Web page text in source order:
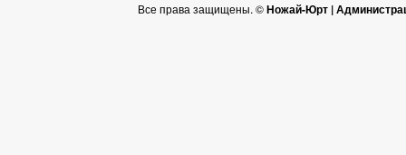
Все права защищены. ©Ножай-Юрт |